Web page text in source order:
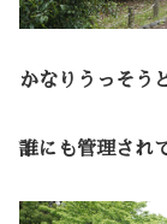
かなりうっそう
誰にも管理され